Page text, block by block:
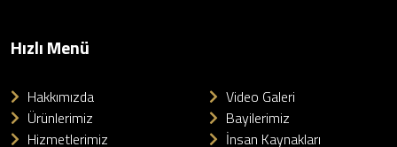
Hızlı Menü
Hakkımızda
Ürünlerimiz
Hizmetlerimiz
Video Galeri
Bayilerimiz
İnsan Kaynakları